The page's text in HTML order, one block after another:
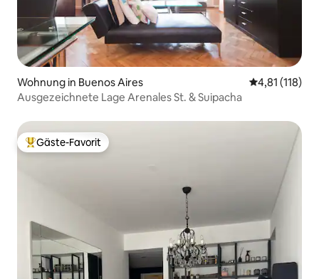
Wohnung in Buenos Aires
4,81 (118)
Ausgezeichnete Lage Arenales St. & Suipacha
Beliebter Gäste-Favorit.
Gäste-Favorit